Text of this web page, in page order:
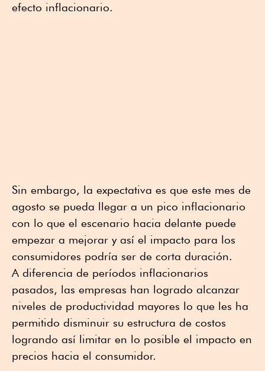
efecto inflacionario.
Sin embargo, la expectativa es que este mes de
agosto se pueda llegar a un pico inflacionario
con lo que el escenario hacia delante puede
empezar a mejorar y así el impacto para los
consumidores podría ser de corta duración.
A diferencia de períodos inflacionarios
pasados, las empresas han logrado alcanzar
niveles de productividad mayores lo que les ha
permitido disminuir su estructura de costos
logrando así limitar en lo posible el impacto en
precios hacia el consumidor.